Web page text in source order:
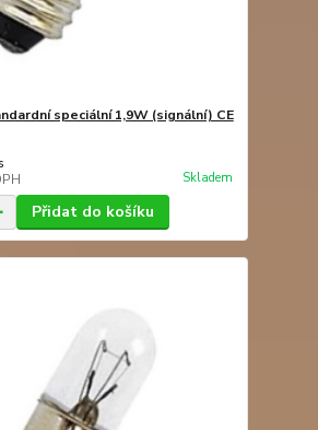
speciální 1,9W (signální) CE
Skladem
Přidat do košíku